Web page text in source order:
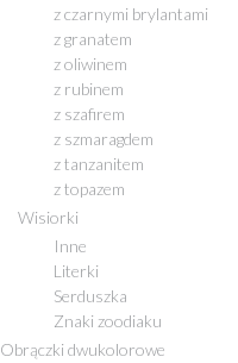
z czarnymi brylantami
z granatem
z oliwinem
z rubinem
z szafirem
z szmaragdem
z tanzanitem
z topazem
Wisiorki
Inne
Literki
Serduszka
Znaki zoodiaku
Obrączki dwukolorowe